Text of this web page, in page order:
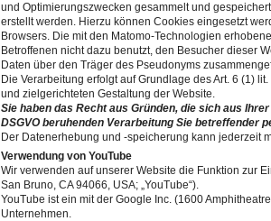
und Optimierungszwecken gesammelt und
erstellt werden. Hierzu können Cookies eingesetzt
Browsers. Die mit den Matomo-Technologien
Betroffenen nicht dazu benutzt, den Besucher dieser
Daten über den Träger des Pseudonyms
Die Verarbeitung erfolgt auf Grundlage des Art. 6 (1)
und zielgerichteten Gestaltung der Website.
Sie haben das Recht aus Gründen, die sich aus
DSGVO beruhenden Verarbeitung Sie betreffender
Der Datenerhebung und -speicherung kann jederzeit
Verwendung von YouTube
Wir verwenden auf unserer Website die Funktion zur
San Bruno, CA 94066, USA; „YouTube“).
YouTube ist ein mit der Google Inc. (1600
Unternehmen.